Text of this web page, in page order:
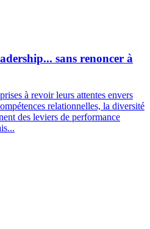
sans renoncer à
à revoir leurs attentes envers
relationnelles, la diversité
des leviers de performance